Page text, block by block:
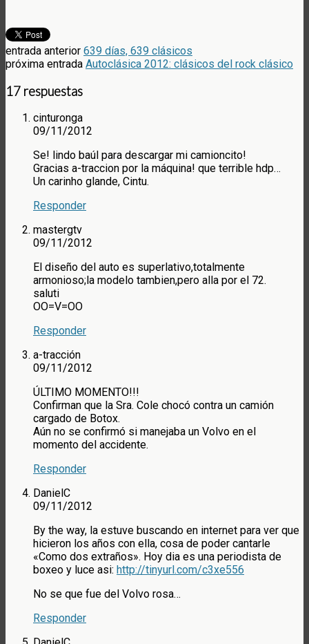
entrada anterior 639 días, 639 clásicos
próxima entrada Autoclásica 2012: clásicos del rock clásico
17 respuestas
cinturonga
09/11/2012
Se! lindo baúl para descargar mi camioncito!
Gracias a-traccion por la máquina! que terrible hdp…
Un carinho glande, Cintu.
Responder
mastergtv
09/11/2012
El diseño del auto es superlativo,totalmente
armonioso;la modelo tambien,pero alla por el 72.
saluti
OO=V=OO
Responder
a-tracción
09/11/2012
ÚLTIMO MOMENTO!!!
Confirman que la Sra. Cole chocó contra un camión
cargado de Botox.
Aún no se confirmó si manejaba un Volvo en el
momento del accidente.
Responder
DanielC
09/11/2012
By the way, la estuve buscando en internet para ver que
hicieron los años con ella, cosa de poder cantarle
«Como dos extraños». Hoy dia es una periodista de
boxeo y luce asi: http://tinyurl.com/c3xe556
No se que fue del Volvo rosa…
Responder